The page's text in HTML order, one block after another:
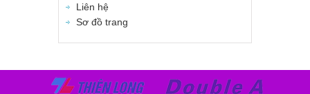
Liên hệ
Sơ đồ trang